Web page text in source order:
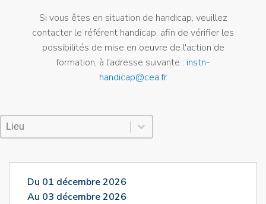
Si vous êtes en situation de handicap, veuillez
contacter le référent handicap, afin de vérifier les
possibilités de mise en oeuvre de l'action de
formation, à l'adresse suivante : instn-
handicap@cea.fr
Lieu Session
Sélectionnez le contenu
Sélectionnez le contenu
Du 01 décembre 2026
Au 03 décembre 2026